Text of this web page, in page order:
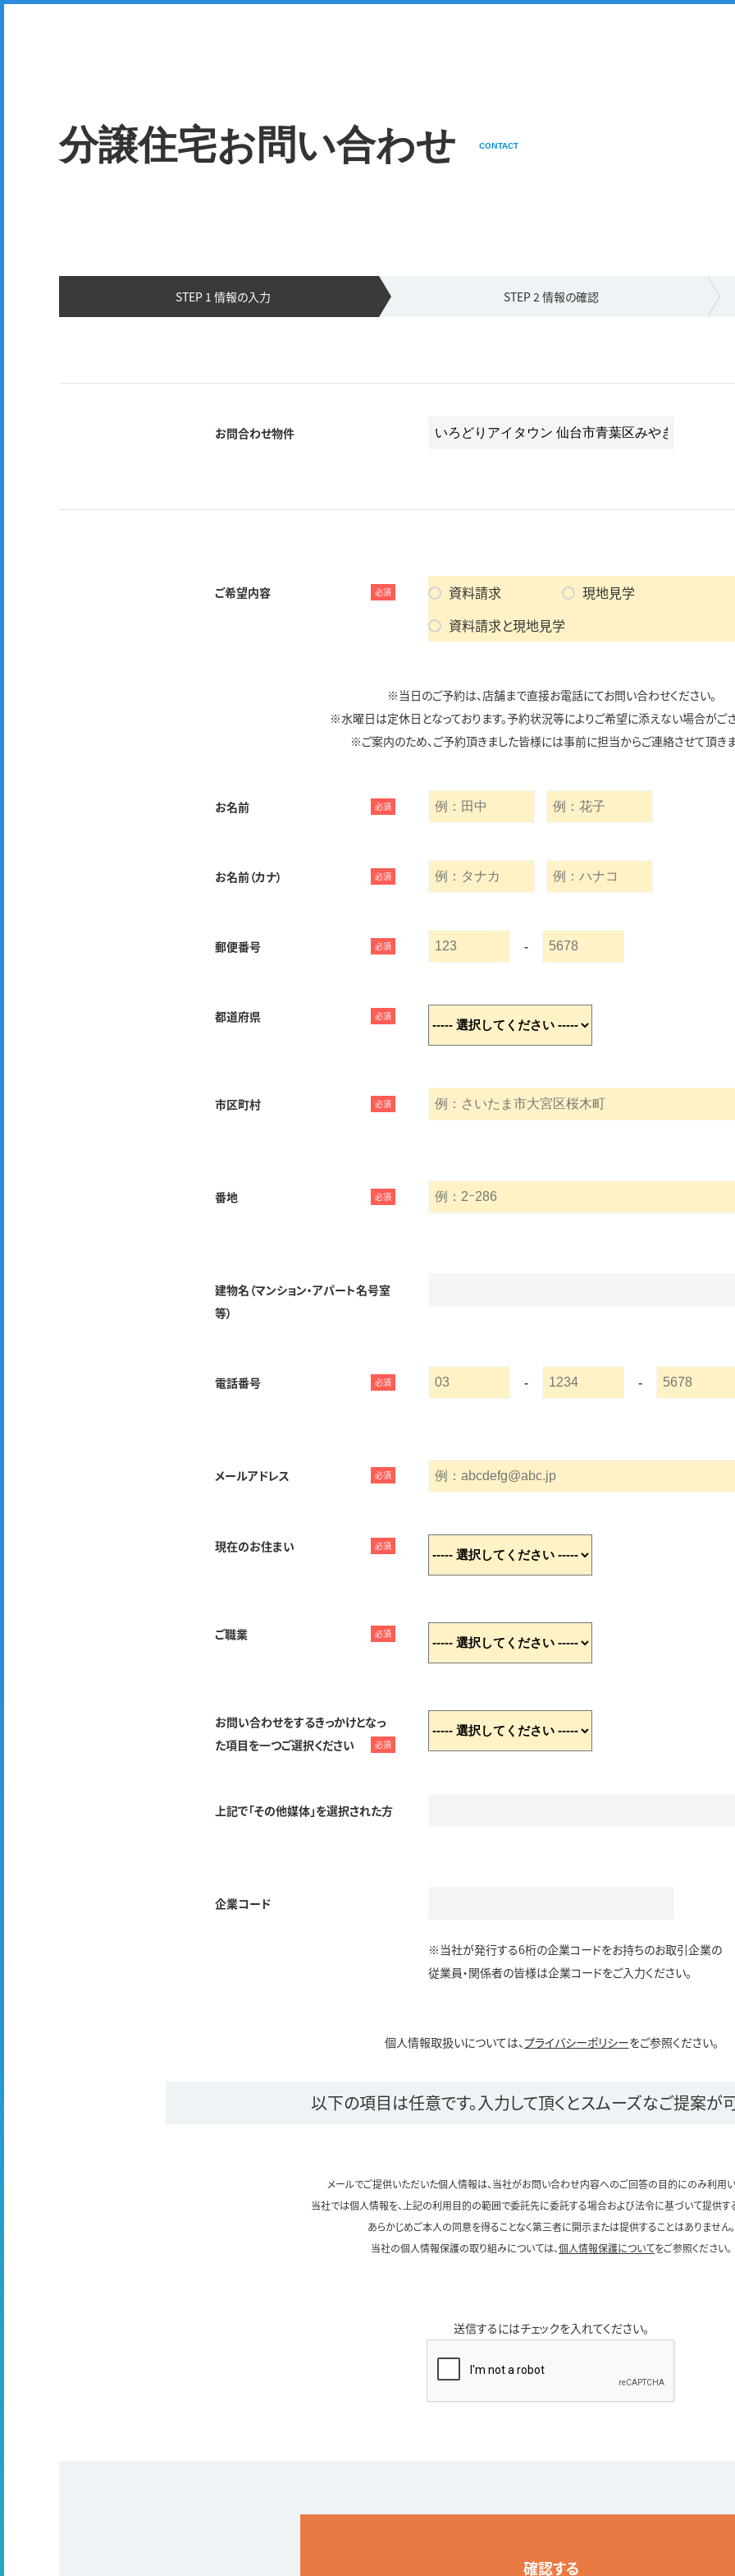
分譲住宅お問い合わせ CONTACT
STEP 1 情報の入力 STEP 2 情報の確認
お問合わせ物件
ご希望内容 必須 資料請求
現地見学
資料請求と現地見学
※当日のご予約は、店舗まで直接お電話にてお問い合わせください。
※水曜日は定休日となっております。予約状況等によりご希望に添えない場合がござ
※ご案内のため、ご予約頂きました皆様には事前に担当からご連絡させて頂きま
お名前 必須
お名前（カナ） 必須
郵便番号 必須 -
都道府県 必須
市区町村 必須
番地 必須
建物名（マンション・アパート名号室
等）
電話番号 必須 - -
メールアドレス 必須
現在のお住まい 必須
ご職業 必須
お問い合わせをするきっかけとなっ
た項目を一つご選択ください
必須
上記で「その他媒体」を選択された方
企業コード
※当社が発行する6桁の企業コードをお持ちのお取引企業の
従業員・関係者の皆様は企業コードをご入力ください。
個人情報取扱いについては、プライバシーポリシーをご参照ください。
以下の項目は任意です。入力して頂くとスムーズなご提案が
メールでご提供いただいた個人情報は、当社がお問い合わせ内容へのご回答の目的にのみ利用い
当社では個人情報を、上記の利用目的の範囲で委託先に委託する場合および法令に基づいて提供す
あらかじめご本人の同意を得ることなく第三者に開示または提供することはありません。
当社の個人情報保護の取り組みについては、個人情報保護についてをご参照ください。
送信するにはチェックを入れてください。
確認する